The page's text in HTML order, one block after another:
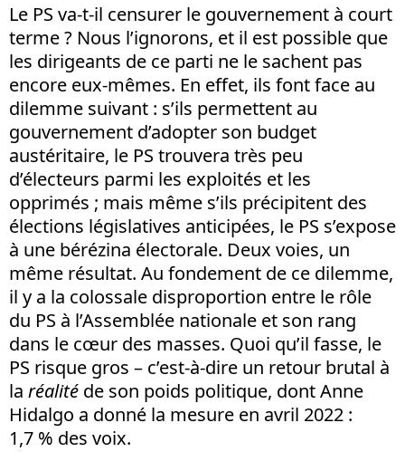
Le PS va-t-il censurer le gouvernement à court
terme ? Nous l’ignorons, et il est possible que
les dirigeants de ce parti ne le sachent pas
encore eux-mêmes. En effet, ils font face au
dilemme suivant : s’ils permettent au
gouvernement d’adopter son budget
austéritaire, le PS trouvera très peu
d’électeurs parmi les exploités et les
opprimés ; mais même s’ils précipitent des
élections législatives anticipées, le PS s’expose
à une bérézina électorale. Deux voies, un
même résultat. Au fondement de ce dilemme,
il y a la colossale disproportion entre le rôle
du PS à l’Assemblée nationale et son rang
dans le cœur des masses. Quoi qu’il fasse, le
PS risque gros – c’est-à-dire un retour brutal à
la réalité de son poids politique, dont Anne
Hidalgo a donné la mesure en avril 2022 :
1,7 % des voix.